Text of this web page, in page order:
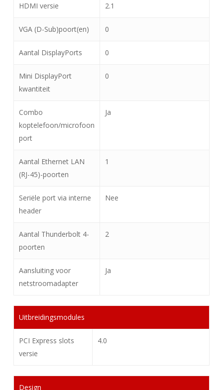
HDMI versie 2.1
VGA (D-Sub)poort(en) 0
Aantal DisplayPorts 0
Mini DisplayPort
kwantiteit
0
Combo
koptelefoon/microfoon
port
Ja
Aantal Ethernet LAN
(RJ-45)-poorten
1
Seriële port via interne
header
Nee
Aantal Thunderbolt 4-
poorten
2
Aansluiting voor
netstroomadapter
Ja
Uitbreidingsmodules
PCI Express slots
versie
4.0
Design